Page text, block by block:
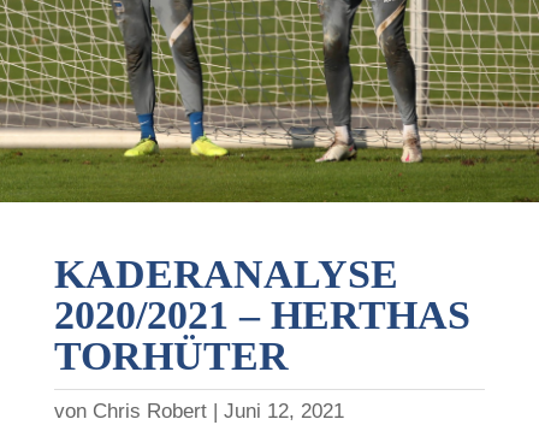
KADERANALYSE
2020/2021 – HERTHAS
TORHÜTER
von Chris Robert Juni 12, 2021